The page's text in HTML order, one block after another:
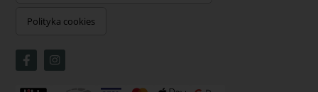
Polityka cookies